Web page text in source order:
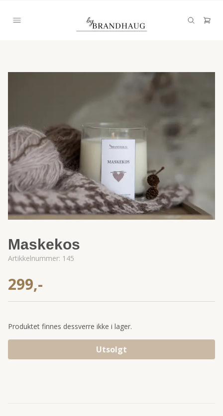
Maskekos
Artikkelnummer: 145
299,-
Produktet finnes dessverre ikke i lager.
Utsolgt